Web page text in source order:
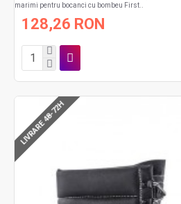
marimi pentru bocanci cu bombeu First..
128,26 RON
LIVRARE 48-72H